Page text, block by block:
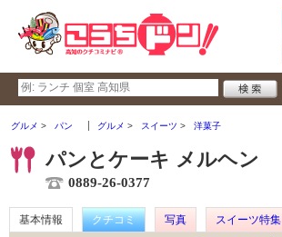
グルメ パン グルメ スイーツ 洋菓子
パンとケーキ メルヘン
0889-26-0377
基本情報 クチコミ 写真
スイーツ特集